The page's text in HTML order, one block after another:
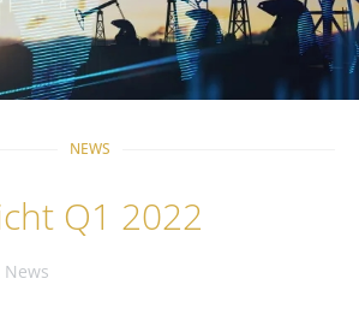
NEWS
Q1 2022
News